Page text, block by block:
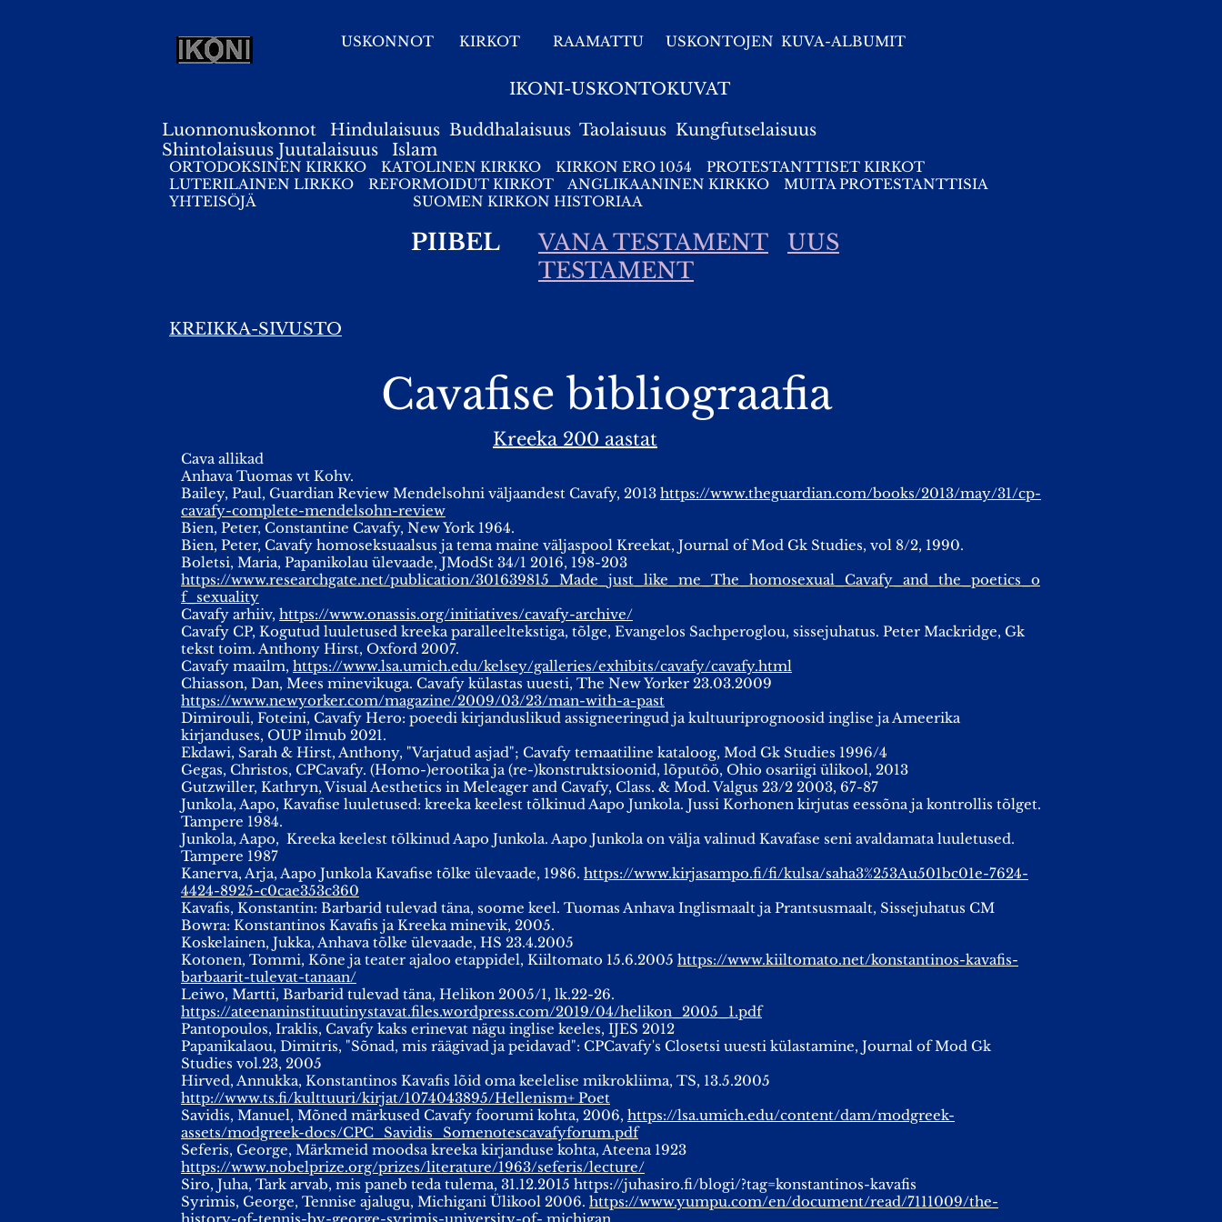
USKONNOT KIRKOT RAAMATTU USKONTOJEN KUVA-ALBUMIT
IKONI-USKONTOKUVAT
Luonnonuskonnot Hindulaisuus Buddhalaisuus Taolaisuus Kungfutselaisuus
Shintolaisuus Juutalaisuus Islam
ORTODOKSINEN KIRKKO KATOLINEN KIRKKO KIRKON ERO 1054
PROTESTANTTISET KIRKOT
LUTERILAINEN LIRKKO
REFORMOIDUT KIRKOT ANGLIKAANINEN KIRKKO
MUITA PROTESTANTTISIA
YHTEISÖJÄ
SUOMEN KIRKON HISTORIAA
PIIBEL VANA TESTAMENT
UUS
TESTAMENT
KREIKKA-SIVUSTO
Cavafise bibliograafia
Kreeka 200 aastat
Cava allikad
Anhava Tuomas vt Kohv.
Bailey, Paul, Guardian Review Mendelsohni väljaandest Cavafy, 2013 https://www.theguardian.com/books/2013/may/31/cp-
cavafy-complete-mendelsohn-review
Bien, Peter, Constantine Cavafy, New York 1964.
Bien, Peter, Cavafy homoseksuaalsus ja tema maine väljaspool Kreekat, Journal of Mod Gk Studies, vol 8/2, 1990.
Boletsi, Maria, Papanikolau ülevaade, JModSt 34/1 2016, 198-203
https://www.researchgate.net/publication/301639815_Made_just_like_me_The_homosexual_Cavafy_and_the_poetics_o
f_sexuality
Cavafy arhiiv, https://www.onassis.org/initiatives/cavafy-archive/
Cavafy CP, Kogutud luuletused kreeka paralleeltekstiga, tõlge, Evangelos Sachperoglou, sissejuhatus. Peter Mackridge, Gk
tekst toim. Anthony Hirst, Oxford 2007.
Cavafy maailm, https://www.lsa.umich.edu/kelsey/galleries/exhibits/cavafy/cavafy.html
Chiasson, Dan, Mees minevikuga. Cavafy külastas uuesti, The New Yorker 23.03.2009
https://www.newyorker.com/magazine/2009/03/23/man-with-a-past
Dimirouli, Foteini, Cavafy Hero: poeedi kirjanduslikud assigneeringud ja kultuuriprognoosid inglise ja Ameerika
kirjanduses, OUP ilmub 2021.
Ekdawi, Sarah & Hirst, Anthony, "Varjatud asjad"; Cavafy temaatiline kataloog, Mod Gk Studies 1996/4
Gegas, Christos, CPCavafy. (Homo-)erootika ja (re-)konstruktsioonid, lõputöö, Ohio osariigi ülikool, 2013
Gutzwiller, Kathryn, Visual Aesthetics in Meleager and Cavafy, Class. & Mod. Valgus 23/2 2003, 67-87
Junkola, Aapo, Kavafise luuletused: kreeka keelest tõlkinud Aapo Junkola. Jussi Korhonen kirjutas eessõna ja kontrollis tõlget.
Tampere 1984.
Junkola, Aapo, Kreeka keelest tõlkinud Aapo Junkola. Aapo Junkola on välja valinud Kavafase seni avaldamata luuletused.
Tampere 1987
Kanerva, Arja, Aapo Junkola Kavafise tõlke ülevaade, 1986. https://www.kirjasampo.fi/fi/kulsa/saha3%253Au501bc01e-7624-
4424-8925-c0cae353c360
Kavafis, Konstantin: Barbarid tulevad täna, soome keel. Tuomas Anhava Inglismaalt ja Prantsusmaalt, Sissejuhatus CM
Bowra: Konstantinos Kavafis ja Kreeka minevik, 2005.
Koskelainen, Jukka, Anhava tõlke ülevaade, HS 23.4.2005
Kotonen, Tommi, Kõne ja teater ajaloo etappidel, Kiiltomato 15.6.2005 https://www.kiiltomato.net/konstantinos-kavafis-
barbaarit-tulevat-tanaan/
Leiwo, Martti, Barbarid tulevad täna, Helikon 2005/1, lk.22-26.
https://ateenaninstituutinystavat.files.wordpress.com/2019/04/helikon_2005_1.pdf
Pantopoulos, Iraklis, Cavafy kaks erinevat nägu inglise keeles, IJES 2012
Papanikalaou, Dimitris, "Sõnad, mis räägivad ja peidavad": CPCavafy's Closetsi uuesti külastamine, Journal of Mod Gk
Studies vol.23, 2005
Hirved, Annukka, Konstantinos Kavafis lõid oma keelelise mikrokliima, TS, 13.5.2005
http://www.ts.fi/kulttuuri/kirjat/1074043895/Hellenism+ Poet
Savidis, Manuel, Mõned märkused Cavafy foorumi kohta, 2006, https://lsa.umich.edu/content/dam/modgreek-
assets/modgreek-docs/CPC_Savidis_Somenotescavafyforum.pdf
Seferis, George, Märkmeid moodsa kreeka kirjanduse kohta, Ateena 1923
https://www.nobelprize.org/prizes/literature/1963/seferis/lecture/
Siro, Juha, Tark arvab, mis paneb teda tulema, 31.12.2015 https://juhasiro.fi/blogi/?tag=konstantinos-kavafis
Syrimis, George, Tennise ajalugu, Michigani Ülikool 2006. https://www.yumpu.com/en/document/read/7111009/the-